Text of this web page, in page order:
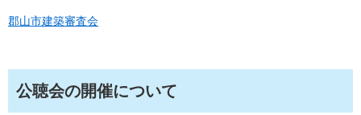
郡山市建築審査会
公聴会の開催について